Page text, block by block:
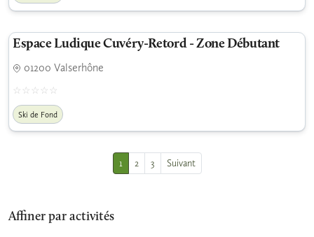
Affiner par activités
Espace Ludique Cuvéry-Retord - Zone Débutant
01200 Valserhône
Ski de Fond
1 2 3 Suivant